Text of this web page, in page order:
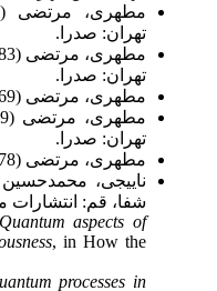
تهران: صدرا.
تهران: صدرا.
مطهری، مرتضی (1369)، الهیات شفاء، تهران: حکمت.
تهران: صدرا.
مطهری، مرتضی (1378)، فلسفه تاریخ، تهران: صدرا.
شفا، قم:
aspects of
, in How the
processes in